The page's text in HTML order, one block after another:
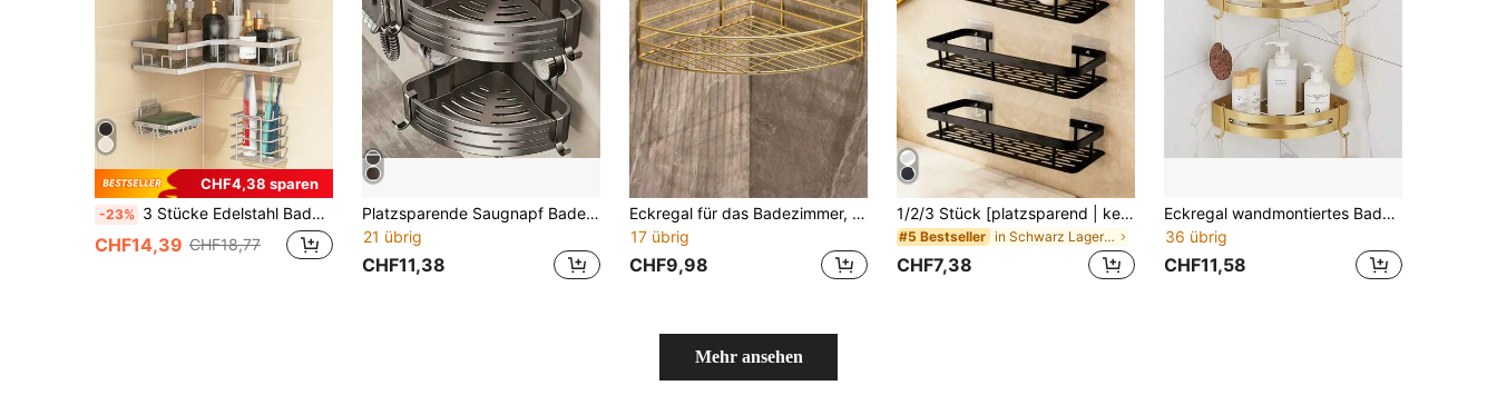
CHF4,38 sparen
-23% 3 Stücke Edelstahl Badezimmer Regal Set - Eckdusche Caddy, Wandmontiertes Kleberegalsystem, Behälter für Shampoo, Seife und Duschgel Schulanfang Badezimmer
CHF14,39 CHF18,77
Platzsparende Saugnapf Badezimmerregal - Keine Bohrung erforderlich, stabiles dreieckiges Regal mit Haken, geeignet für Dusche und Toilettenwand/-fliesen, multifunktionaler Aufbewahrungsorganisator Heim-Badezimmer-Dekoration Badezimmer-Organizer Herbstdekoration Badezimmer
21 übrig
CHF11,38
Eckregal für das Badezimmer, ohne Bohren erforderlich, Badezimmer Shampoo & Duschgel Aufbewahrungsregal
17 übrig
CHF9,98
1/2/3 Stück [platzsparend | keine Bohrung erforderlich] Große Kapazität Wandmontierter Duschkorb | Keine Bohrung Installation, platzsparend, einfach zu installieren | Bad und Küche Schwimmende Aufbewahrungsregal für Toilettenartikel, Kosmetika und verschiedene Artikel
#5 Bestseller in Schwarz Lagerregale & -gestelle
CHF7,38
Eckregal wandmontiertes Badezimmerregal, gebürstetes Goldalu-Miniumdusch-Regal, Badezimmer Shampoo-Halter, Eckregal, Badezimmer Accessoires, Badezimmer Utensilien
36 übrig
CHF11,58
Mehr ansehen